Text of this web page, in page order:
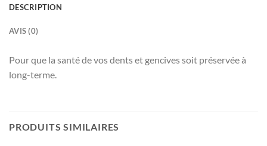
DESCRIPTION
AVIS (0)
Pour que la santé de vos dents et gencives soit préservée à
long-terme.
PRODUITS SIMILAIRES